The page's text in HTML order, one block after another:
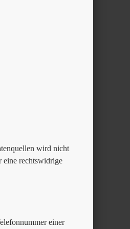
wird nicht
eine rechtswidrige
einer